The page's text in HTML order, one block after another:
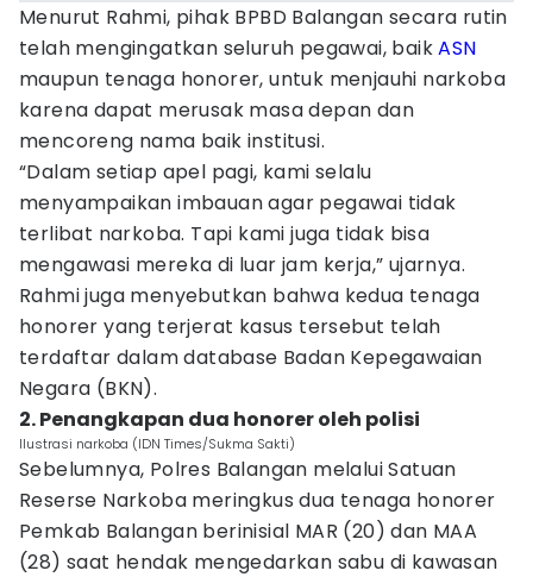
Menurut Rahmi, pihak BPBD Balangan secara rutin
telah mengingatkan seluruh pegawai, baikASN
maupun tenaga honorer, untuk menjauhi narkoba
karena dapat merusak masa depan dan
mencoreng nama baik institusi.
“Dalam setiap apel pagi, kami selalu
menyampaikan imbauan agar pegawai tidak
terlibat narkoba. Tapi kami juga tidak bisa
mengawasi mereka di luar jam kerja,” ujarnya.
Rahmi juga menyebutkan bahwa kedua tenaga
honorer yang terjerat kasus tersebut telah
terdaftar dalam database Badan Kepegawaian
Negara (BKN).
2. Penangkapan dua honorer oleh polisi
Ilustrasi narkoba (IDN Times/Sukma Sakti)
Sebelumnya, Polres Balangan melalui Satuan
Reserse Narkoba meringkus dua tenaga honorer
Pemkab Balangan berinisial MAR (20) dan MAA
(28) saat hendak mengedarkan sabu di kawasan